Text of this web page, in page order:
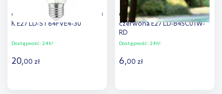
GTV żarówka LED 1x4 W 3000
K E27 LD-ST64FVE4-30
Dostępność: 24h!
20,00 zł
GTV żarówka LED 1x1 W
czerwona E27 LD-B45C01W-
RD
Dostępność: 24h!
6,00 zł